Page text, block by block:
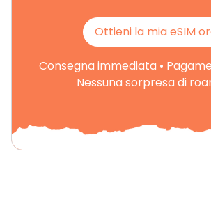
Ottieni la mia eSIM
Consegna immediata •
Nessuna sorpresa di